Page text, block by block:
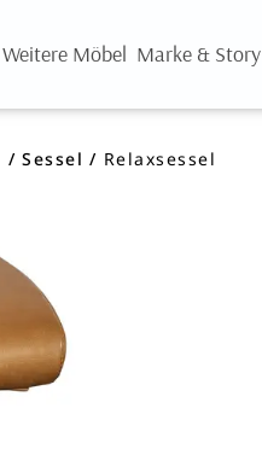
Weitere Möbel Marke & Story
Sessel Relaxsessel